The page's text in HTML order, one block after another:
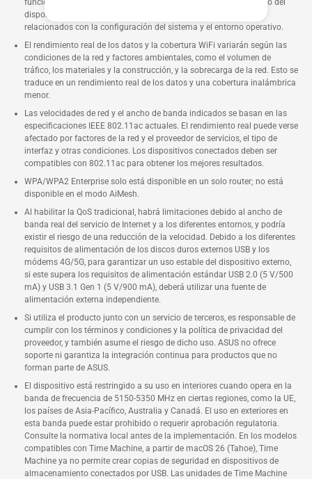
función de diversos factores, como la velocidad de procesamiento del
dispositivo host, los atributos de los archivos y otros factores
relacionados con la configuración del sistema y el entorno operativo.
El rendimiento real de los datos y la cobertura WiFi variarán según las
condiciones de la red y factores ambientales, como el volumen de
tráfico, los materiales y la construcción, y la sobrecarga de la red. Esto se
traduce en un rendimiento real de los datos y una cobertura inalámbrica
menor.
Las velocidades de red y el ancho de banda indicados se basan en las
especificaciones IEEE 802.11ac actuales. El rendimiento real puede verse
afectado por factores de la red y el proveedor de servicios, el tipo de
interfaz y otras condiciones. Los dispositivos conectados deben ser
compatibles con 802.11ac para obtener los mejores resultados.
WPA/WPA2 Enterprise solo está disponible en un solo router; no está
disponible en el modo AiMesh.
Al habilitar la QoS tradicional, habrá limitaciones debido al ancho de
banda real del servicio de Internet y a los diferentes entornos, y podría
existir el riesgo de una reducción de la velocidad. Debido a los diferentes
requisitos de alimentación de los discos duros externos USB y los
módems 4G/5G, para garantizar un uso estable del dispositivo externo,
si este supera los requisitos de alimentación estándar USB 2.0 (5 V/500
mA) y USB 3.1 Gen 1 (5 V/900 mA), deberá utilizar una fuente de
alimentación externa independiente.
Si utiliza el producto junto con un servicio de terceros, es responsable de
cumplir con los términos y condiciones y la política de privacidad del
proveedor, y también asume el riesgo de dicho uso. ASUS no ofrece
soporte ni garantiza la integración continua para productos que no
forman parte de ASUS.
El dispositivo está restringido a su uso en interiores cuando opera en la
banda de frecuencia de 5150-5350 MHz en ciertas regiones, como la UE,
los países de Asia-Pacífico, Australia y Canadá. El uso en exteriores en
esta banda puede estar prohibido o requerir aprobación regulatoria.
Consulte la normativa local antes de la implementación. En los modelos
compatibles con Time Machine, a partir de macOS 26 (Tahoe), Time
Machine ya no permite crear copias de seguridad en dispositivos de
almacenamiento conectados por USB. Las unidades de Time Machine